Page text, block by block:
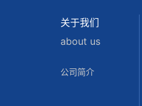
关于我们
about us
公司简介